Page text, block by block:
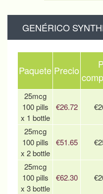
GENÉRICO
Paquete Precio
25mcg
100 pills
x 1 bottle
€26.72
25mcg
100 pills
x 2 bottle
€51.65
25mcg
100 pills
x 3 bottle
€62.30